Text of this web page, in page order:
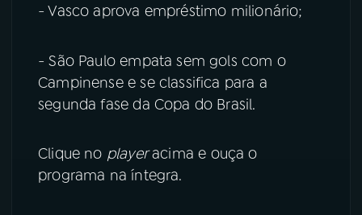
- Vasco aprova empréstimo milionário;
- São Paulo empata sem gols com o
Campinense e se classifica para a
segunda fase da Copa do Brasil.
Clique no playeracima e ouça o
programa na íntegra.